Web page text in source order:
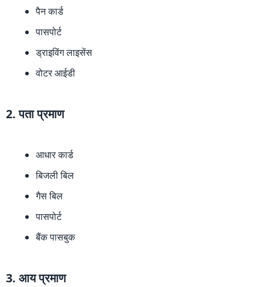
पैन कार्ड
पासपोर्ट
ड्राइविंग लाइसेंस
वोटर आईडी
2. पता प्रमाण
आधार कार्ड
बिजली बिल
गैस बिल
पासपोर्ट
बैंक पासबुक
3. आय प्रमाण